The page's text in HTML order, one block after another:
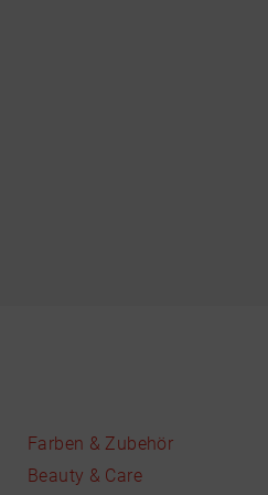
Farben & Zubehör
Beauty & Care